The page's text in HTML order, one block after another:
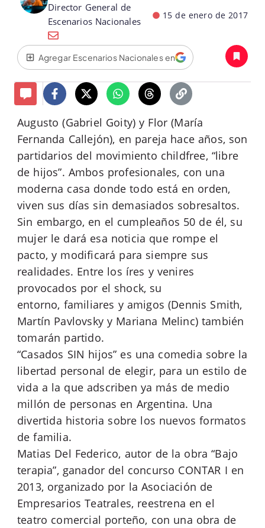
Director General de
Escenarios Nacionales
15 de enero de 2017
Agregar Escenarios Nacionales en
Augusto (Gabriel Goity) y Flor (María
Fernanda Callejón), en pareja hace años, son
partidarios del movimiento childfree, “libre
de hijos”. Ambos profesionales, con una
moderna casa donde todo está en orden,
viven sus días sin demasiados sobresaltos.
Sin embargo, en el cumpleaños 50 de él, su
mujer le dará esa noticia que rompe el
pacto, y modificará para siempre sus
realidades. Entre los íres y venires
provocados por el shock, su
entorno, familiares y amigos (Dennis Smith,
Martín Pavlovsky y Mariana Melinc) también
tomarán partido.
“Casados SIN hijos” es una comedia sobre la
libertad personal de elegir, para un estilo de
vida a la que adscriben ya más de medio
millón de personas en Argentina. Una
divertida historia sobre los nuevos formatos
de familia.
Matias Del Federico, autor de la obra “Bajo
terapia”, ganador del concurso CONTAR I en
2013, organizado por la Asociación de
Empresarios Teatrales, reestrena en el
teatro comercial porteño, con una obra de